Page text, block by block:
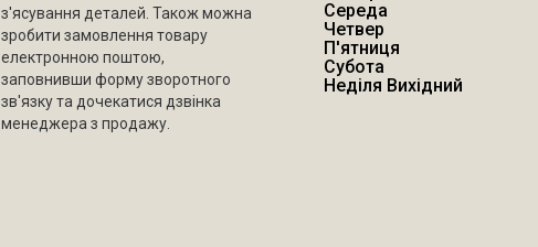
з'ясування деталей. Також можна
зробити замовлення товару
електронною поштою,
заповнивши форму зворотного
зв'язку та дочекатися дзвінка
менеджера з продажу.
Середа
Четвер
П'ятниця
Субота
Неділя Вихідний